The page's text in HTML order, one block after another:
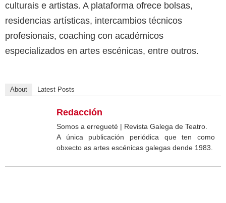
culturais e artistas. A plataforma ofrece bolsas,
residencias artísticas, intercambios técnicos
profesionais, coaching con académicos
especializados en artes escénicas, entre outros.
About Latest Posts
Redacción
Somos a erregueté | Revista Galega de Teatro.
A única publicación periódica que ten como
obxecto as artes escénicas galegas dende 1983.